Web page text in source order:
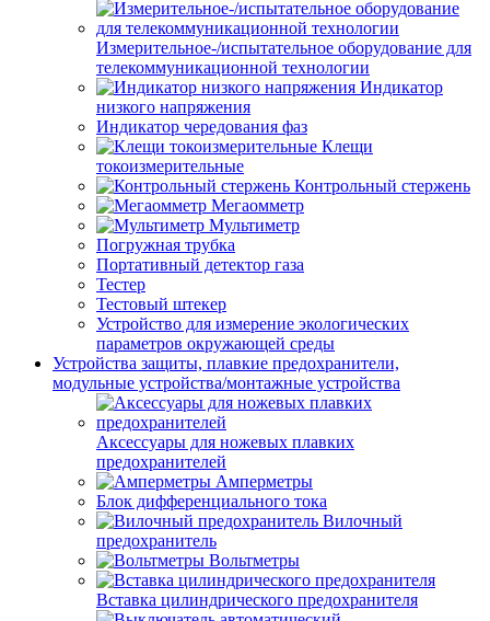
Измерительное-/испытательное оборудование для
телекоммуникационной технологии
Индикатор
низкого напряжения
Индикатор чередования фаз
Клещи
токоизмерительные
Контрольный стержень
Мегаомметр
Мультиметр
Погружная трубка
Портативный детектор газа
Тестер
Тестовый штекер
Устройство для измерение экологических
параметров окружающей среды
Устройства защиты, плавкие предохранители,
модульные устройства/монтажные устройства
Аксессуары для ножевых плавких
предохранителей
Амперметры
Блок дифференциального тока
Вилочный
предохранитель
Вольтметры
Вставка цилиндрического предохранителя